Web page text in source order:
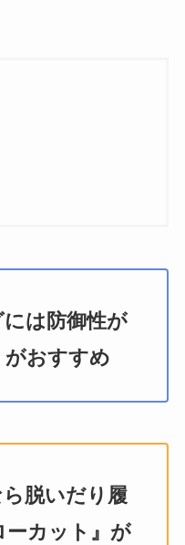
は防御性が
おすすめ
脱いだり履
ーカット』が